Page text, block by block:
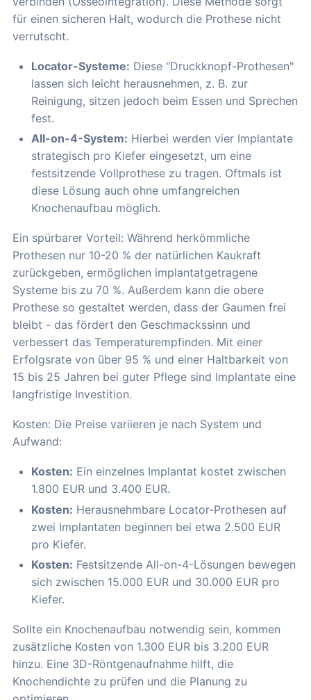
für einen sicheren Halt, wodurch die Prothese nicht
verrutscht.
Locator-Systeme: Diese "Druckknopf-Prothesen"
lassen sich leicht herausnehmen, z. B. zur
Reinigung, sitzen jedoch beim Essen und Sprechen
fest.
All-on-4-System: Hierbei werden vier Implantate
strategisch pro Kiefer eingesetzt, um eine
festsitzende Vollprothese zu tragen. Oftmals ist
diese Lösung auch ohne umfangreichen
Knochenaufbau möglich.
Ein spürbarer Vorteil: Während herkömmliche
Prothesen nur 10-20 % der natürlichen Kaukraft
zurückgeben, ermöglichen implantatgetragene
Systeme bis zu 70 %. Außerdem kann die obere
Prothese so gestaltet werden, dass der Gaumen frei
bleibt - das fördert den Geschmackssinn und
verbessert das Temperaturempfinden. Mit einer
Erfolgsrate von über 95 % und einer Haltbarkeit von
15 bis 25 Jahren bei guter Pflege sind Implantate eine
langfristige Investition.
Kosten: Die Preise variieren je nach System und
Aufwand:
Kosten: Ein einzelnes Implantat kostet zwischen
1.800 EUR und 3.400 EUR.
Kosten: Herausnehmbare Locator-Prothesen auf
zwei Implantaten beginnen bei etwa 2.500 EUR
pro Kiefer.
Kosten: Festsitzende All-on-4-Lösungen bewegen
sich zwischen 15.000 EUR und 30.000 EUR pro
Kiefer.
Sollte ein Knochenaufbau notwendig sein, kommen
zusätzliche Kosten von 1.300 EUR bis 3.200 EUR
hinzu. Eine 3D-Röntgenaufnahme hilft, die
Knochendichte zu prüfen und die Planung zu